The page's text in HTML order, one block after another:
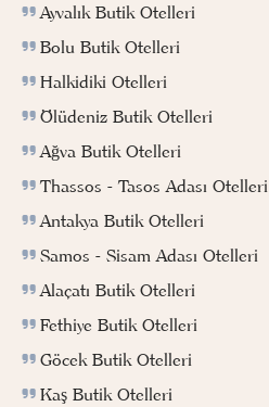
Ayvalık Butik Otelleri
Bolu Butik Otelleri
Halkidiki Otelleri
Ölüdeniz Butik Otelleri
Ağva Butik Otelleri
Thassos - Tasos Adası Otelleri
Antakya Butik Otelleri
Samos - Sisam Adası Otelleri
Alaçatı Butik Otelleri
Fethiye Butik Otelleri
Göcek Butik Otelleri
Kaş Butik Otelleri